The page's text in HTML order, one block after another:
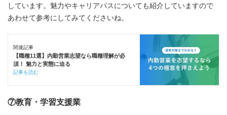
しています。魅力やキャリアパスについても紹介していますので
あわせて参考にしてみてくださいね。
関連記事
【職種11選】内勤営業志望なら職種理解が必
須！ 魅力と実態に迫る
記事を読む
⑦教育・学習支援業